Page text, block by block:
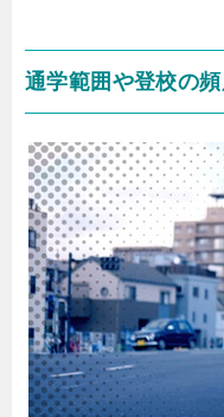
通学範囲や登校の